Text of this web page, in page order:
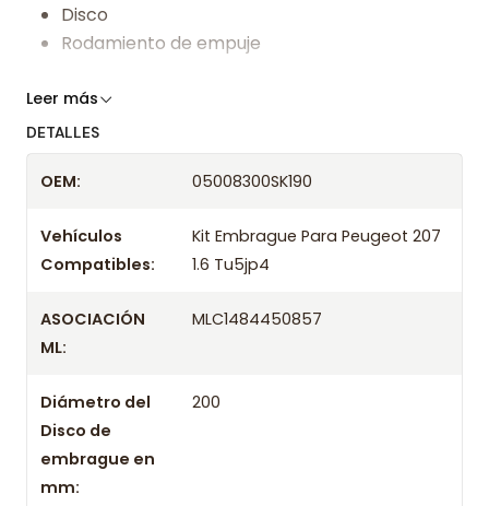
Disco
Rodamiento de empuje
Somos especialistas en embragues desde 2019,
tienda previo correo de confirmación.
Leer más
DETALLES
OEM: 05008300SK190
Vehículos
Compatibles:
Kit Embrague Para Peugeot 207
1.6 Tu5jp4
ASOCIACIÓN
ML:
MLC1484450857
Diámetro del
Disco de
embrague en
mm:
200